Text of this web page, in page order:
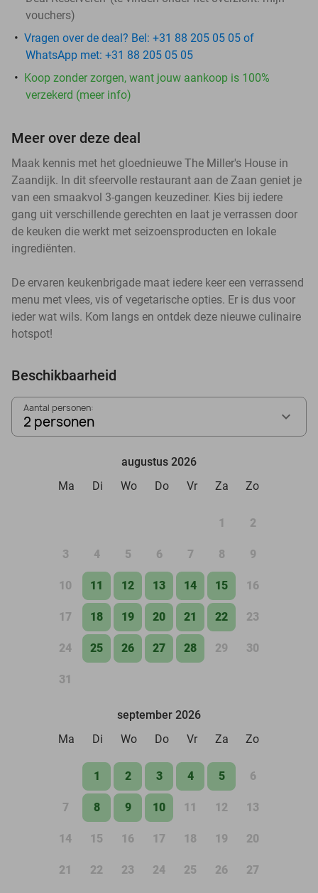
vouchers)
Vragen over de deal? Bel: +31 88 205 05 05 of
WhatsApp met: +31 88 205 05 05
Koop zonder zorgen, want jouw aankoop is 100%
verzekerd (meer info)
Meer over deze deal
Maak kennis met het gloednieuwe The Miller's House in
Zaandijk. In dit sfeervolle restaurant aan de Zaan geniet je
van een smaakvol 3-gangen keuzediner. Kies bij iedere
gang uit verschillende gerechten en laat je verrassen door
de keuken die werkt met seizoensproducten en lokale
ingrediënten.
De ervaren keukenbrigade maat iedere keer een verrassend
menu met vlees, vis of vegetarische opties. Er is dus voor
ieder wat wils. Kom langs en ontdek deze nieuwe culinaire
hotspot!
Beschikbaarheid
Aantal personen:
2 personen
augustus 2026
Ma
Di Wo Do Vr Za Zo
1 2
3 4 5 6 7 8 9
10 11 12 13 14 15 16
17 18 19 20 21 22 23
24 25 26 27 28 29 30
31
september 2026
Ma
Di Wo Do Vr Za Zo
1 2 3 4 5 6
7 8 9 10 11 12 13
14 15 16 17 18 19 20
21 22 23 24 25 26 27